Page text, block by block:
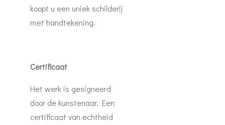
koopt u een uniek schilderij
met handtekening.
Certificaat
Het werk is gesigneerd
door de kunstenaar. Een
certificaat van echtheid